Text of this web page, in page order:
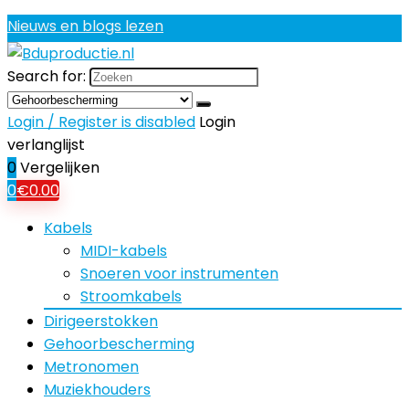
Nieuws en blogs lezen
Search for:
Login / Register is disabled Login
verlanglijst
0Vergelijken
0€0.00
Kabels
MIDI-kabels
Snoeren voor instrumenten
Stroomkabels
Dirigeerstokken
Gehoorbescherming
Metronomen
Muziekhouders